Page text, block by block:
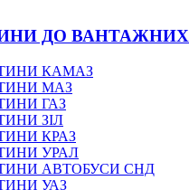
ДО
КАМАЗ
МАЗ
ГАЗ
ЗІЛ
КРАЗ
УРАЛ
АВТОБУСИ СНД
УАЗ